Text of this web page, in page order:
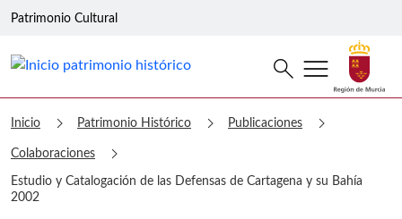
Patrimonio Cultural
Patrimonio Histórico Estudio y
Buscar
search menu
Inicio chevron_right Patrimonio Histórico chevron_right Publicaciones chevron_right
Colaboraciones chevron_right
Estudio y Catalogación de las Defensas de Cartagena y su Bahía
2002